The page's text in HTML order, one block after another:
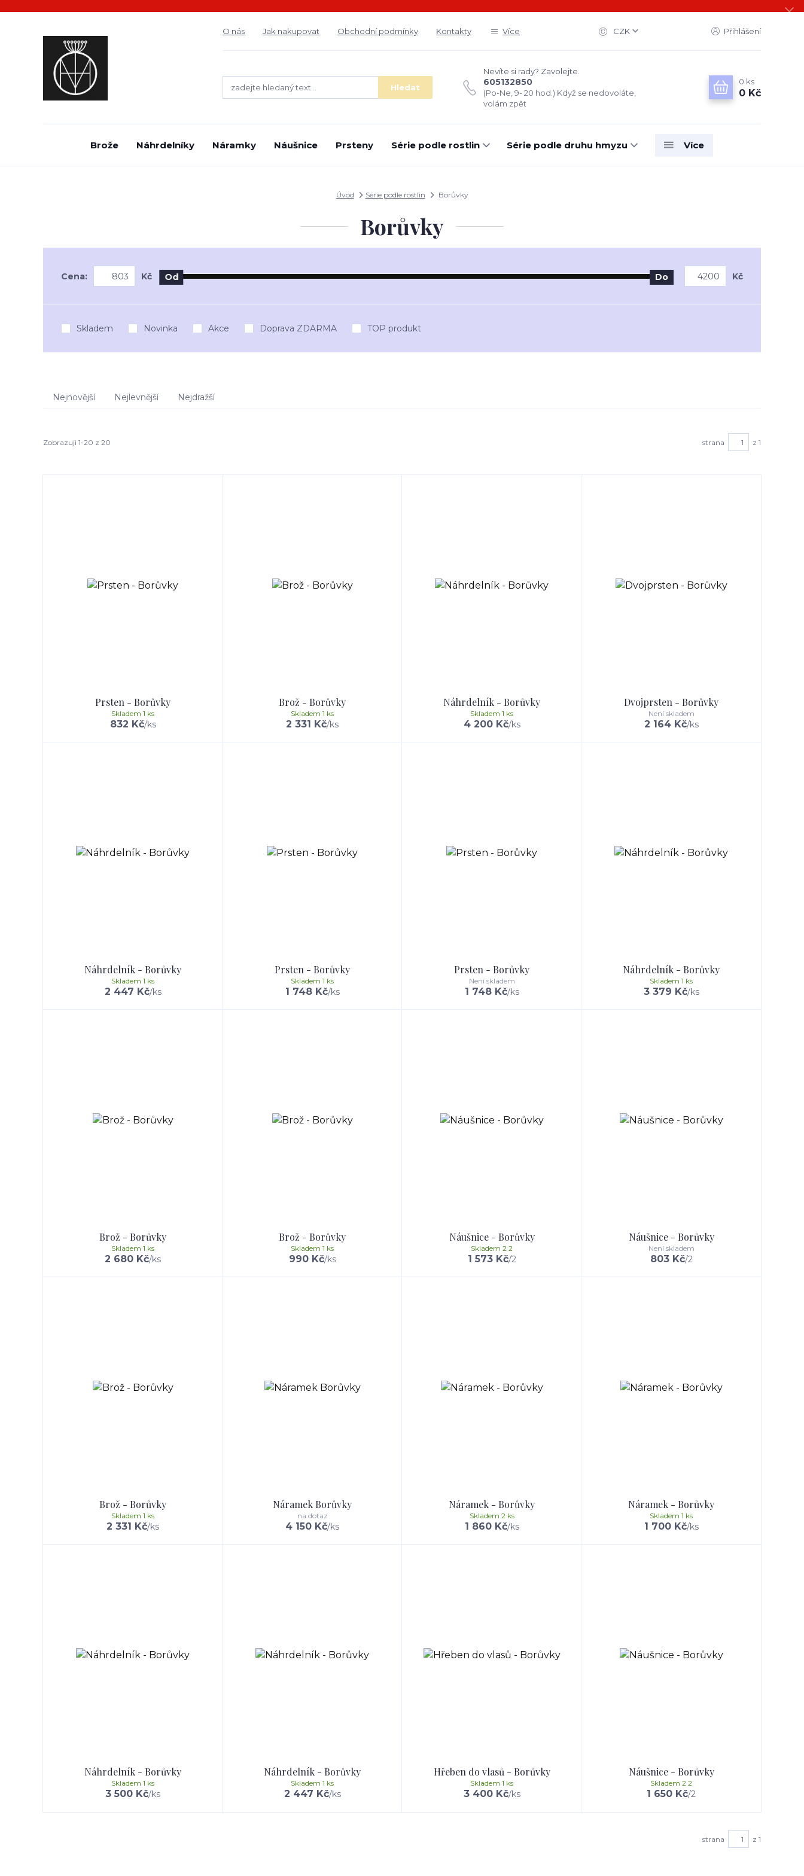
O nás Jak nakupovat Obchodní podmínky Kontakty Více CZK Přihlášení
Hledat
Nevíte si rady? Zavolejte.
605132850
(Po-Ne, 9- 20 hod.) Když se nedovoláte,
volám zpět
0 ks
0 Kč
Brože Náhrdelníky Náramky Náušnice Prsteny Série podle rostlin Série podle druhu hmyzu Více
Úvod Série podle rostlin Borůvky
Borůvky
Cena: Kč Od Do Kč
Skladem Novinka Akce Doprava ZDARMA TOP produkt
Nejnovější Nejlevnější Nejdražší
Zobrazuji 1-20 z 20 strana z 1
Prsten - Borůvky
832 Kč/ks
Skladem 1 ks
Brož - Borůvky
2 331 Kč/ks
Skladem 1 ks
Náhrdelník - Borůvky
4 200 Kč/ks
Skladem 1 ks
Dvojprsten - Borůvky
2 164 Kč/ks
Není skladem
Náhrdelník - Borůvky
2 447 Kč/ks
Skladem 1 ks
Prsten - Borůvky
1 748 Kč/ks
Skladem 1 ks
Prsten - Borůvky
1 748 Kč/ks
Není skladem
Náhrdelník - Borůvky
3 379 Kč/ks
Skladem 1 ks
Brož - Borůvky
2 680 Kč/ks
Skladem 1 ks
Brož - Borůvky
990 Kč/ks
Skladem 1 ks
Náušnice - Borůvky
1 573 Kč/2
Skladem 2 2
Náušnice - Borůvky
803 Kč/2
Není skladem
Brož - Borůvky
2 331 Kč/ks
Skladem 1 ks
Náramek Borůvky
4 150 Kč/ks
na dotaz
Náramek - Borůvky
1 860 Kč/ks
Skladem 2 ks
Náramek - Borůvky
1 700 Kč/ks
Skladem 1 ks
Náhrdelník - Borůvky
3 500 Kč/ks
Skladem 1 ks
Náhrdelník - Borůvky
2 447 Kč/ks
Skladem 1 ks
Hřeben do vlasů - Borůvky
3 400 Kč/ks
Skladem 1 ks
Náušnice - Borůvky
1 650 Kč/2
Skladem 2 2
strana z 1